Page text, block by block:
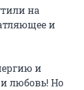
на
и
и
любовь! Но